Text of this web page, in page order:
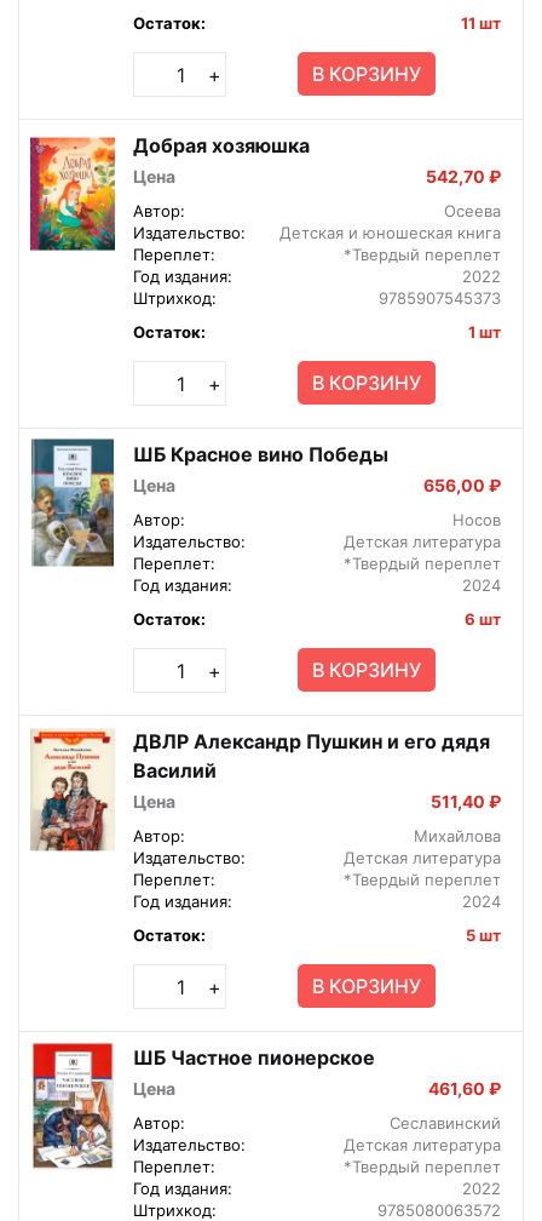
Остаток:
11 шт
+ В КОРЗИНУ
Добрая хозяюшка
Цена 542,70 ₽
Автор:
Осеева
Издательство:
Детская и юношеская книга
Переплет:
*Твердый переплет
Год издания:
2022
Штрихкод:
9785907545373
Остаток:
1 шт
+ В КОРЗИНУ
ШБ Красное вино Победы
Цена 656,00 ₽
Автор:
Носов
Издательство:
Детская литература
Переплет:
*Твердый переплет
Год издания:
2024
Остаток:
6 шт
+ В КОРЗИНУ
ДВЛР Александр Пушкин и его дядя
Василий
Цена 511,40 ₽
Автор:
Михайлова
Издательство:
Детская литература
Переплет:
*Твердый переплет
Год издания:
2024
Остаток:
5 шт
+ В КОРЗИНУ
ШБ Частное пионерское
Цена 461,60 ₽
Автор:
Сеславинский
Издательство:
Детская литература
Переплет:
*Твердый переплет
Год издания:
2022
Штрихкод:
9785080063572